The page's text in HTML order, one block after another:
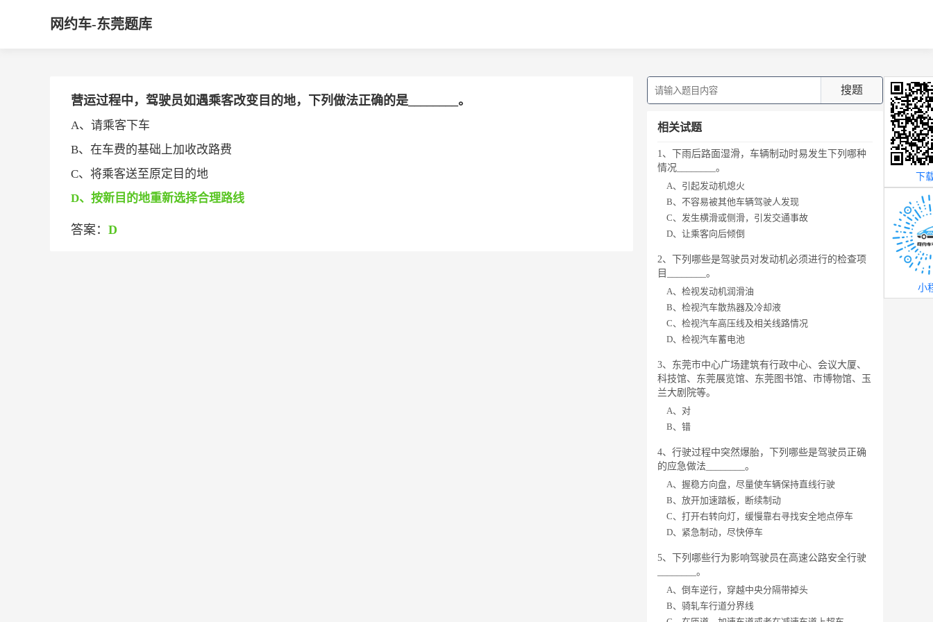
网约车-东莞题库
营运过程中，驾驶员如遇乘客改变目的地，下列做法正确的是________。
A、请乘客下车
B、在车费的基础上加收改路费
C、将乘客送至原定目的地
D、按新目的地重新选择合理路线
答案： D
搜题
相关试题
1、下雨后路面湿滑，车辆制动时易发生下列哪种
情况________。
A、引起发动机熄火
B、不容易被其他车辆驾驶人发现
C、发生横滑或侧滑，引发交通事故
D、让乘客向后倾倒
2、下列哪些是驾驶员对发动机必须进行的检查项
目________。
A、检视发动机润滑油
B、检视汽车散热器及冷却液
C、检视汽车高压线及相关线路情况
D、检视汽车蓄电池
3、东莞市中心广场建筑有行政中心、会议大厦、
科技馆、东莞展览馆、东莞图书馆、市博物馆、玉
兰大剧院等。
A、对
B、错
4、行驶过程中突然爆胎，下列哪些是驾驶员正确
的应急做法________。
A、握稳方向盘，尽量使车辆保持直线行驶
B、放开加速踏板，断续制动
C、打开右转向灯，缓慢靠右寻找安全地点停车
D、紧急制动，尽快停车
5、下列哪些行为影响驾驶员在高速公路安全行驶
________。
A、倒车逆行，穿越中央分隔带掉头
B、骑轧车行道分界线
下
小